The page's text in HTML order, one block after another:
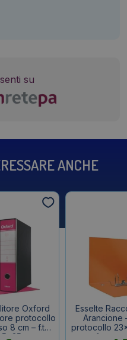
su
ANCHE
Oxford
protocollo
8 cm – f.to
Esselte
Arancione
protocollo
cm – f.to